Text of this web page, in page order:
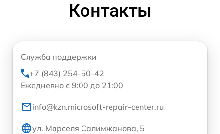
Контакты
Служба поддержки
+7 (843) 254-50-42
Ежедневно с 9:00 до 21:00
info@kzn.microsoft-repair-center.ru
ул. Марселя Салимжанова, 5